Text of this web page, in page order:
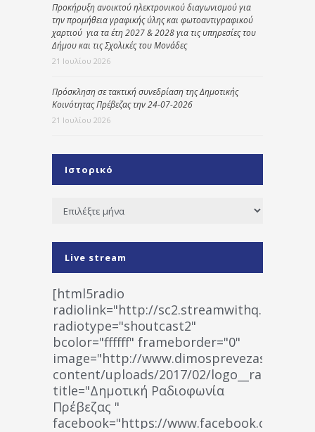
Προκήρυξη ανοικτού ηλεκτρονικού διαγωνισμού για
την προμήθεια γραφικής ύλης και φωτοαντιγραφικού
χαρτιού για τα έτη 2027 & 2028 για τις υπηρεσίες του
Δήμου και τις Σχολικές του Μονάδες
21 Ιουλίου 2026
Πρόσκληση σε τακτική συνεδρίαση της Δημοτικής
Κοινότητας Πρέβεζας την 24-07-2026
21 Ιουλίου 2026
Ιστορικό
Ιστορικό
Live stream
[html5radio
radiolink="http://
radiotype="shoutcast2"
bcolor="ffffff" frameborder="0"
image="http://www.dimosprevezas.gr/wp-
content/uploads/2017/02/
title="Δημοτική Ραδιοφωνία
Πρέβεζας "
facebook="https://www.facebook.com/